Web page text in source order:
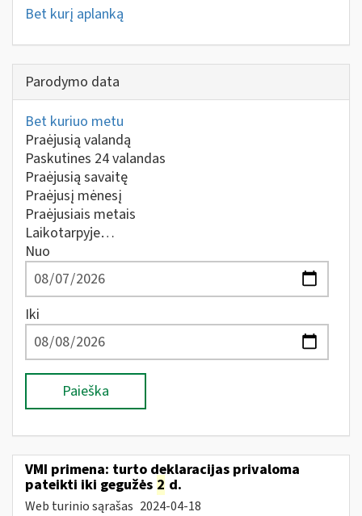
Bet kurį aplanką
Parodymo data
Bet kuriuo metu
Praėjusią valandą
Paskutines 24 valandas
Praėjusią savaitę
Praėjusį mėnesį
Praėjusiais metais
Laikotarpyje…
Nuo
Iki
Paieška
VMI primena: turto deklaracijas privaloma
pateikti iki gegužės 2 d.
Web turinio sąrašas 2024-04-18